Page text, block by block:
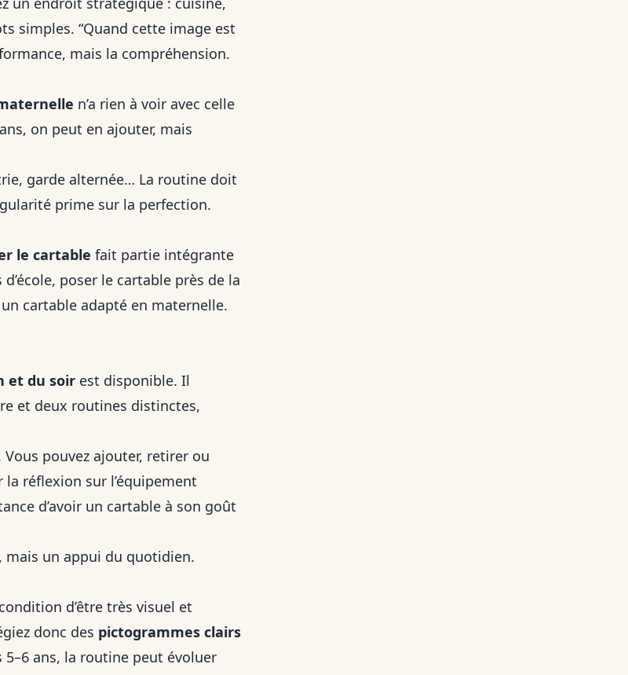
simples. “Quand cette image est
mais la compréhension.
n’a rien à voir avec celle
on peut en ajouter, mais
garde alternée… La routine doit
prime sur la perfection.
le cartable fait partie intégrante
poser le cartable près de la
cartable adapté en maternelle.
et du soir est disponible. Il
et deux routines distinctes,
pouvez ajouter, retirer ou
réflexion sur l’équipement
d’avoir un cartable à son goût
mais un appui du quotidien.
d’être très visuel et
donc des pictogrammes clairs
5–6 ans, la routine peut évoluer